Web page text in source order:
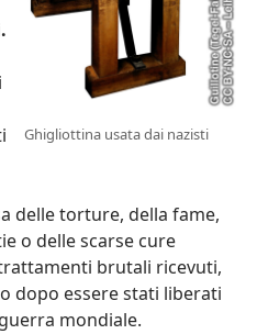
Ghigliottina usata dai nazisti
delle torture, della fame,
o delle scarse cure
brutali ricevuti,
dopo essere stati liberati
mondiale.